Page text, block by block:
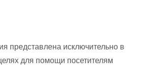
представлена исключительно в
для помощи посетителям